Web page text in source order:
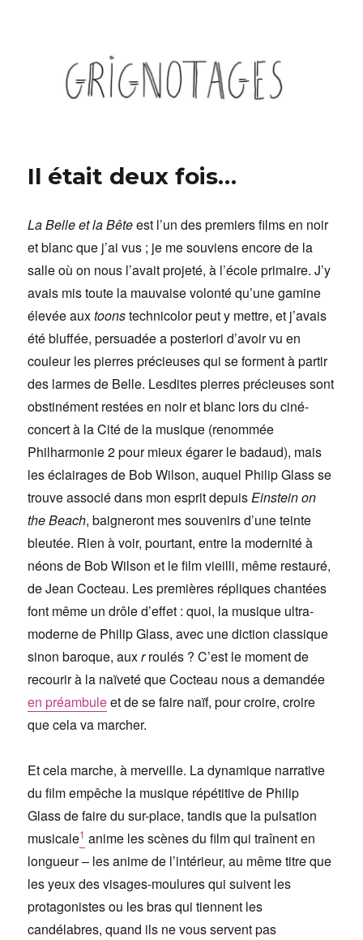
Il était deux fois…
La Belle et la Bêteest l’un des premiers films en noir
et blanc que j’ai vus ; je me souviens encore de la
salle où on nous l’avait projeté, à l’école primaire. J’y
avais mis toute la mauvaise volonté qu’une gamine
élevée auxtoonstechnicolor peut y mettre, et j’avais
été bluffée, persuadée a posteriori d’avoir vu en
couleur les pierres précieuses qui se forment à partir
des larmes de Belle. Lesdites pierres précieuses sont
obstinément restées en noir et blanc lors du ciné-
concert à la Cité de la musique (renommée
Philharmonie 2 pour mieux égarer le badaud), mais
les éclairages de Bob Wilson, auquel Philip Glass se
trouve associé dans mon esprit depuisEinstein on
the Beach, baigneront mes souvenirs d’une teinte
bleutée. Rien à voir, pourtant, entre la modernité à
néons de Bob Wilson et le film vieilli, même restauré,
de Jean Cocteau. Les premières répliques chantées
font même un drôle d’effet : quoi, la musique ultra-
moderne de Philip Glass, avec une diction classique
sinon baroque, auxrroulés ? C’est le moment de
recourir à la naïveté que Cocteau nous a demandée
en préambuleet de se faire naïf, pour croire, croire
que cela va marcher.
Et cela marche, à merveille. La dynamique narrative
du film empêche la musique répétitive de Philip
Glass de faire du sur-place, tandis que la pulsation
musicale1 anime les scènes du film qui traînent en
longueur – les anime de l’intérieur, au même titre que
les yeux des visages-moulures qui suivent les
protagonistes ou les bras qui tiennent les
candélabres, quand ils ne vous servent pas